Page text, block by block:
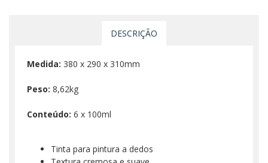
DESCRIÇÃO
Medida: 380 x 290 x 310mm
Peso: 8,62kg
Conteúdo: 6 x 100ml
Tinta para pintura a dedos